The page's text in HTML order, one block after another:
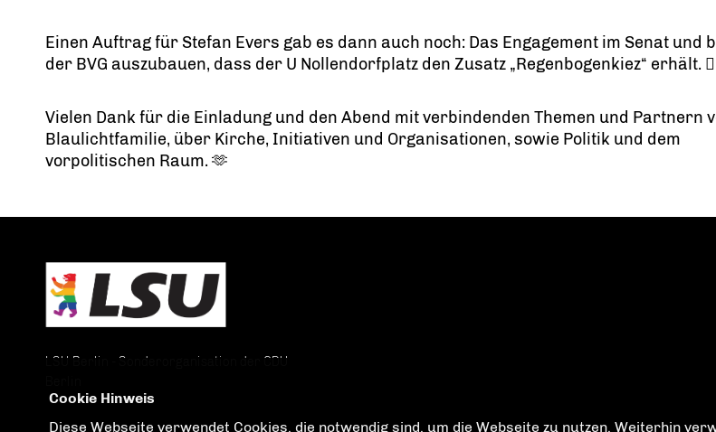
Einen Auftrag für Stefan Evers gab es dann auch noch: Das Engagement im Senat und
der BVG auszubauen, dass der U Nollendorfplatz den Zusatz „Regenbogenkiez“ erhält.
Vielen Dank für die Einladung und den Abend mit verbindenden Themen und Partnern
Blaulichtfamilie, über Kirche, Initiativen und Organisationen, sowie Politik und dem
vorpolitischen Raum. 🫶
LSU Berlin - Sonderorganisation der CDU
Cookie Hinweis
Diese Webseite verwendet Cookies, die notwendig sind, um die Webseite zu nutzen. Weiterhin